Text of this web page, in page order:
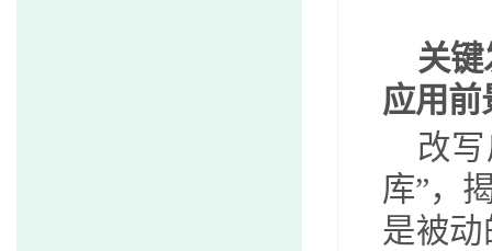
关
应用前
改
库”，
是被